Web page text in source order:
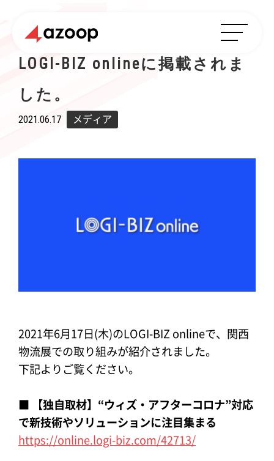
LOGI-BIZ onlineに掲載されま
した。
2021.06.17 メディア
2021年6月17日(木)のLOGI-BIZ onlineで、関西
物流展での取り組みが紹介されました。
下記よりご覧ください。
■ 【独自取材】“ウィズ・アフターコロナ”対応
で新技術やソリューションに注目集まる
https://online.logi-biz.com/42713/